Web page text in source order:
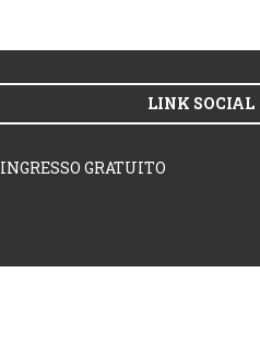
LINK SOCIAL
INGRESSO GRATUITO